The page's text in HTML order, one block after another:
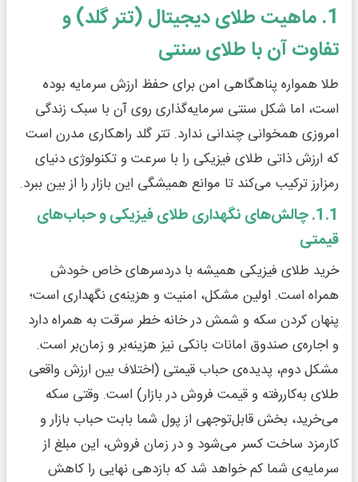
1. ماهیت طلای دیجیتال (تتر گلد) و
تفاوت آن با طلای سنتی
طلا همواره پناهگاهی امن برای حفظ ارزش سرمایه بوده
است، اما شکل سنتی سرمایه‌گذاری روی آن با سبک زندگی
امروزی همخوانی چندانی ندارد. تتر گلد راهکاری مدرن است
که ارزش ذاتی طلای فیزیکی را با سرعت و تکنولوژی دنیای
رمزارز ترکیب می‌کند تا موانع همیشگی این بازار را از بین ببرد.
1.1. چالش‌های نگهداری طلای فیزیکی و حباب‌های
قیمتی
خرید طلای فیزیکی همیشه با دردسرهای خاص خودش
همراه است. اولین مشکل، امنیت و هزینه‌ی نگهداری است؛
پنهان کردن سکه و شمش در خانه خطر سرقت به همراه دارد
و اجاره‌ی صندوق امانات بانکی نیز هزینه‌بر و زمان‌بر است.
مشکل دوم، پدیده‌ی حباب قیمتی (اختلاف بین ارزش واقعی
طلای به‌کار‌رفته و قیمت فروش در بازار) است. وقتی سکه
می‌خرید، بخش قابل‌توجهی از پول شما بابت حباب بازار و
کارمزد ساخت کسر می‌شود و در زمان فروش، این مبلغ از
سرمایه‌ی شما کم خواهد شد که بازدهی نهایی را کاهش